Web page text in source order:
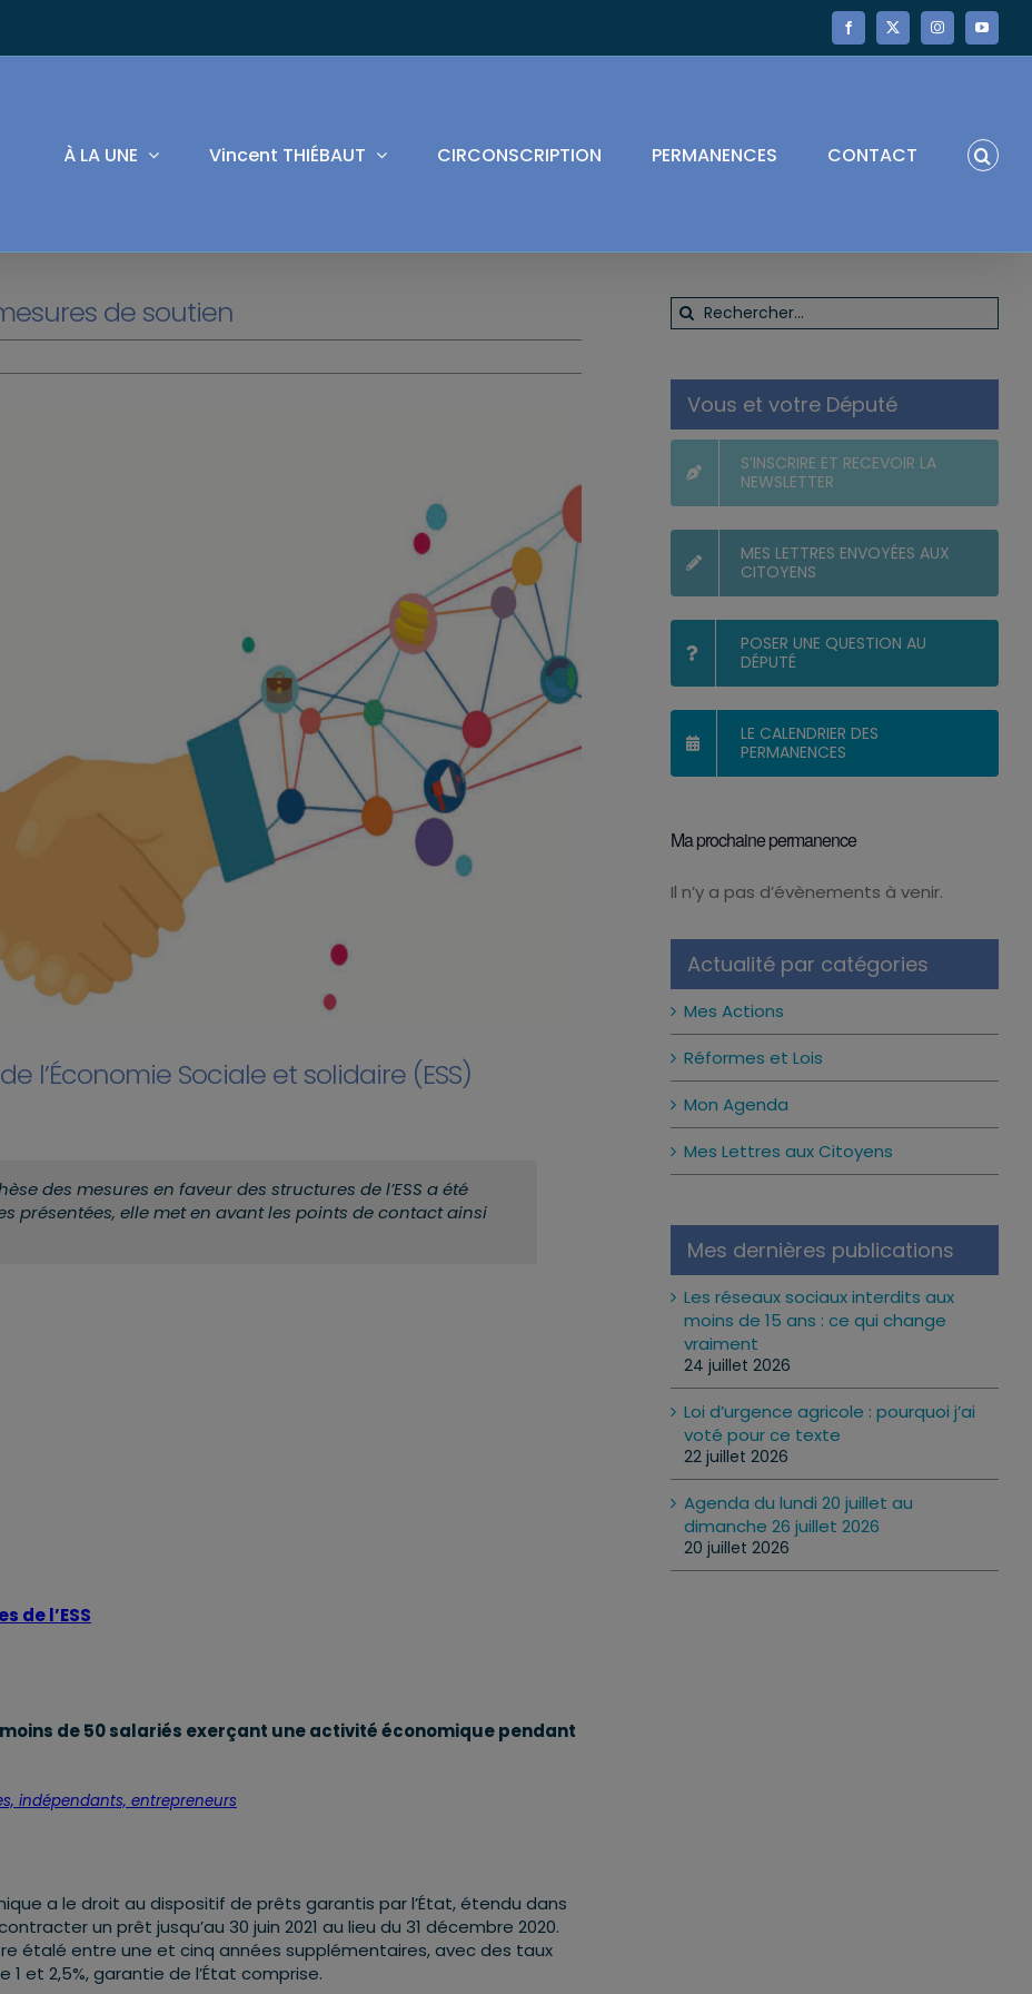
Facebook
X InstagramYouTube
À LA UNE Vincent THIÉBAUT CIRCONSCRIPTION PERMANENCES CONTACT
de soutien
l’Économie Sociale et solidaire (ESS)
des mesures en faveur des structures de l’ESS a été
présentées, elle met en avant les points de contact ainsi
de l’ESS
de 50 salariés exerçant une activité économique pendant
indépendants, entrepreneurs
a le droit au dispositif de prêts garantis par l’État, étendu dans
un prêt jusqu’au 30 juin 2021 au lieu du 31 décembre 2020.
étalé entre une et cinq années supplémentaires, avec des taux
et 2,5%, garantie de l’État comprise.
Rechercher:
Vous et votre Député
S’INSCRIRE ET RECEVOIR LA
NEWSLETTER
MES LETTRES ENVOYÉES AUX
CITOYENS
POSER UNE QUESTION AU
DÉPUTÉ
LE CALENDRIER DES
PERMANENCES
Ma prochaine permanence
Notice
Il n’y a pas d’évènements à venir.
Actualité par catégories
Mes Actions
Réformes et Lois
Mon Agenda
Mes Lettres aux Citoyens
Mes dernières publications
Les réseaux sociaux interdits aux
moins de 15 ans : ce qui change
vraiment
24 juillet 2026
Loi d’urgence agricole : pourquoi j’ai
voté pour ce texte
22 juillet 2026
Agenda du lundi 20 juillet au
dimanche 26 juillet 2026
20 juillet 2026